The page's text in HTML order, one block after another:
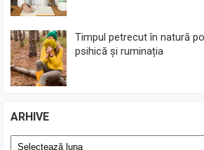
Timpul petrecut în natură
psihică și ruminația
ARHIVE
Arhive